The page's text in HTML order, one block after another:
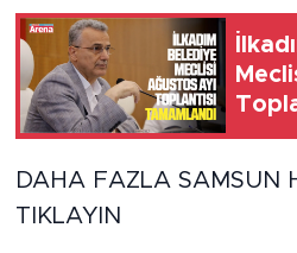
DAHA FAZLA SAMSUN
TIKLAYIN